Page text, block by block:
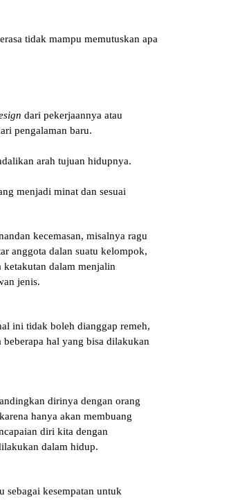
tidak mampu memutuskan apa
dari pekerjaannya atau
pengalaman baru.
arah tujuan hidupnya.
menjadi minat dan sesuai
kecemasan, misalnya ragu
anggota dalan suatu kelompok,
ketakutan dalam menjalin
jenis.
ini tidak boleh dianggap remeh,
hal yang bisa dilakukan
dirinya dengan orang
hanya akan membuang
diri kita dengan
dalam hidup.
kesempatan untuk